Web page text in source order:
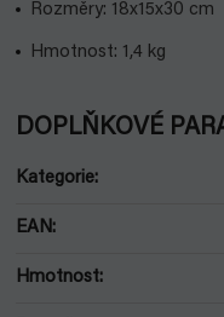
Rozměry: 18x15x30 cm
Hmotnost: 1,4 kg
DOPLŇKOVÉ
Kategorie:
EAN:
Hmotnost: